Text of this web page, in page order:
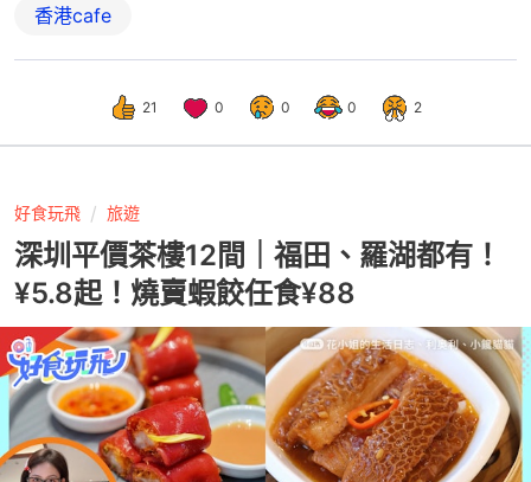
香港cafe
21 0 0 0 2
好食玩飛 旅遊
深圳平價茶樓12間｜福田、羅湖都有！
¥5.8起！燒賣蝦餃任食¥88